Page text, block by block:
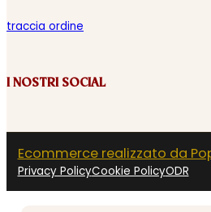
traccia ordine
I NOSTRI SOCIAL
Ecommerce realizzato da
Privacy PolicyCookie PolicyODR